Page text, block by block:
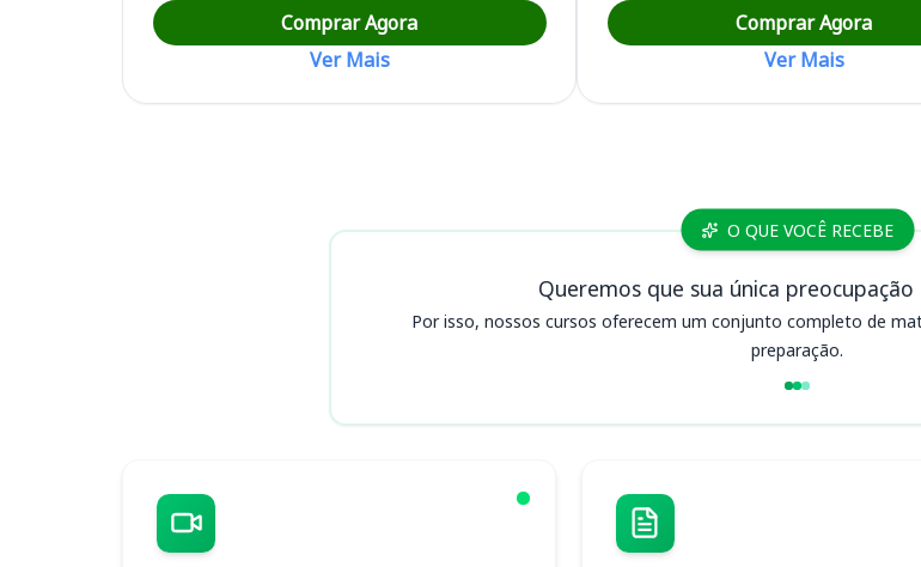
Comprar Agora
Ver Mais
Comprar Agora
Ver Mais
O QUE VOCÊ RECEBE
Queremos que sua única preocupação
Por isso, nossos cursos oferecem um conjunto completo de
preparação.